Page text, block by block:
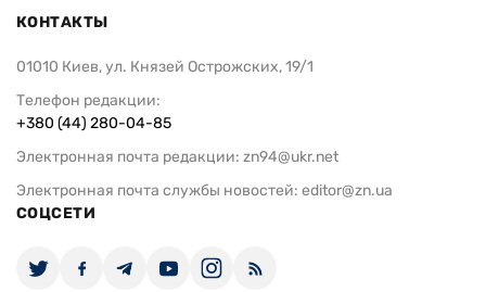
КОНТАКТЫ
01010 Киев, ул. Князей Острожских, 19/1
Телефон редакции:
+380 (44) 280-04-85
Электронная почта редакции: zn94@ukr.net
Электронная почта службы новостей: editor@zn.ua
СОЦСЕТИ